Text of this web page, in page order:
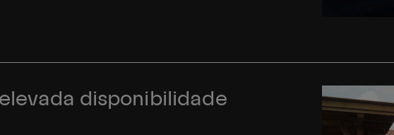
disponibilidade